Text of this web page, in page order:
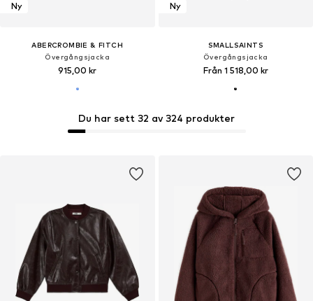
Ny
ABERCROMBIE & FITCH
Övergångsjacka
915,00 kr
Ny
SMALLSAINTS
Övergångsjacka
Från 1 518,00 kr
Du har sett 32 av 324 produkter